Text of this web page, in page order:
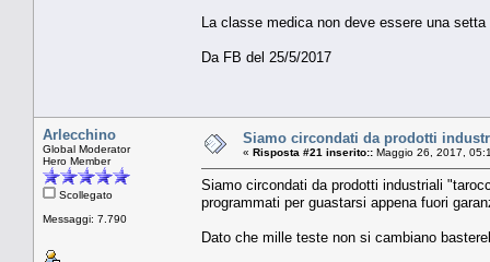
La classe medica non deve essere una
Da FB del 25/5/2017
Arlecchino
Global Moderator
Hero Member
Scollegato
Messaggi: 7.790
Siamo circondati da prodotti
« Risposta #21 inserito:: Maggio 26, 2017,
Siamo circondati da prodotti industriali
programmati per guastarsi appena fuori
Dato che mille teste non si cambiano